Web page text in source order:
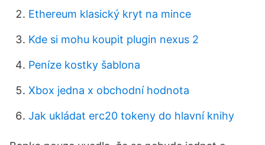
Ethereum klasický kryt na mince
Kde si mohu koupit plugin nexus 2
Peníze kostky šablona
Xbox jedna x obchodní hodnota
Jak ukládat erc20 tokeny do hlavní knihy